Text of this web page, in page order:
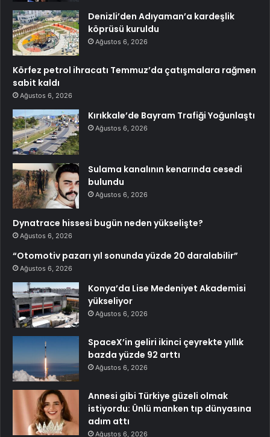
Denizli’den Adıyaman’a kardeşlik
köprüsü kuruldu
Ağustos 6, 2026
Körfez petrol ihracatı Temmuz’da çatışmalara rağmen
sabit kaldı
Ağustos 6, 2026
Kırıkkale’de Bayram Trafiği Yoğunlaştı
Ağustos 6, 2026
Sulama kanalının kenarında cesedi
bulundu
Ağustos 6, 2026
Dynatrace hissesi bugün neden yükselişte?
Ağustos 6, 2026
“Otomotiv pazarı yıl sonunda yüzde 20 daralabilir”
Ağustos 6, 2026
Konya’da Lise Medeniyet Akademisi
yükseliyor
Ağustos 6, 2026
SpaceX’in geliri ikinci çeyrekte yıllık
bazda yüzde 92 arttı
Ağustos 6, 2026
Annesi gibi Türkiye güzeli olmak
istiyordu: Ünlü manken tıp dünyasına
adım attı
Ağustos 6, 2026